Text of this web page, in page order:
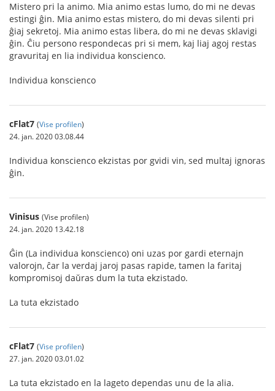
Mistero pri la animo. Mia animo estas lumo, do mi ne devas
estingi ĝin. Mia animo estas mistero, do mi devas silenti pri
ĝiaj sekretoj. Mia animo estas libera, do mi ne devas sklavigi
ĝin. Ĉiu persono respondecas pri si mem, kaj liaj agoj restas
gravuritaj en lia individua konscienco.
Individua konscienco
cFlat7 (Vise profilen)
24. jan. 2020 03.08.44
Individua konscienco ekzistas por gvidi vin, sed multaj ignoras
ĝin.
Vinisus (Vise profilen)
24. jan. 2020 13.42.18
Ĝin (La individua konscienco) oni uzas por gardi eternajn
valorojn, ĉar la verdaj jaroj pasas rapide, tamen la faritaj
kompromisoj daŭras dum la tuta ekzistado.
La tuta ekzistado
cFlat7 (Vise profilen)
27. jan. 2020 03.01.02
La tuta ekzistado en la lageto dependas unu de la alia.